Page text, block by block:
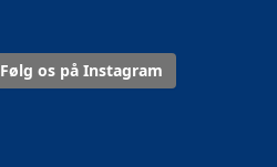
Følg os på Instagram